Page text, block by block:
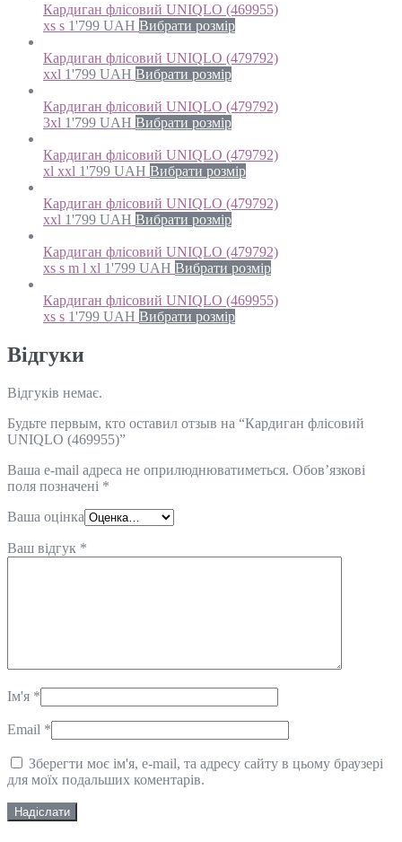
Кардиган флісовий UNIQLO (469955)
xs s 1'799 UAH Вибрати розмір
Кардиган флісовий UNIQLO (479792)
xxl 1'799 UAH Вибрати розмір
Кардиган флісовий UNIQLO (479792)
3xl 1'799 UAH Вибрати розмір
Кардиган флісовий UNIQLO (479792)
xl xxl 1'799 UAH Вибрати розмір
Кардиган флісовий UNIQLO (479792)
xxl 1'799 UAH Вибрати розмір
Кардиган флісовий UNIQLO (479792)
xs s m l xl 1'799 UAH Вибрати розмір
Кардиган флісовий UNIQLO (469955)
xs s 1'799 UAH Вибрати розмір
Відгуки
Відгуків немає.
Будьте первым, кто оставил отзыв на “Кардиган флісовий
UNIQLO (469955)”
Ваша e-mail адреса не оприлюднюватиметься. Обов’язкові
поля позначені *
Ваша оцінка
Ваш відгук *
Ім'я *
Email *
Зберегти моє ім'я, e-mail, та адресу сайту в цьому браузері
для моїх подальших коментарів.